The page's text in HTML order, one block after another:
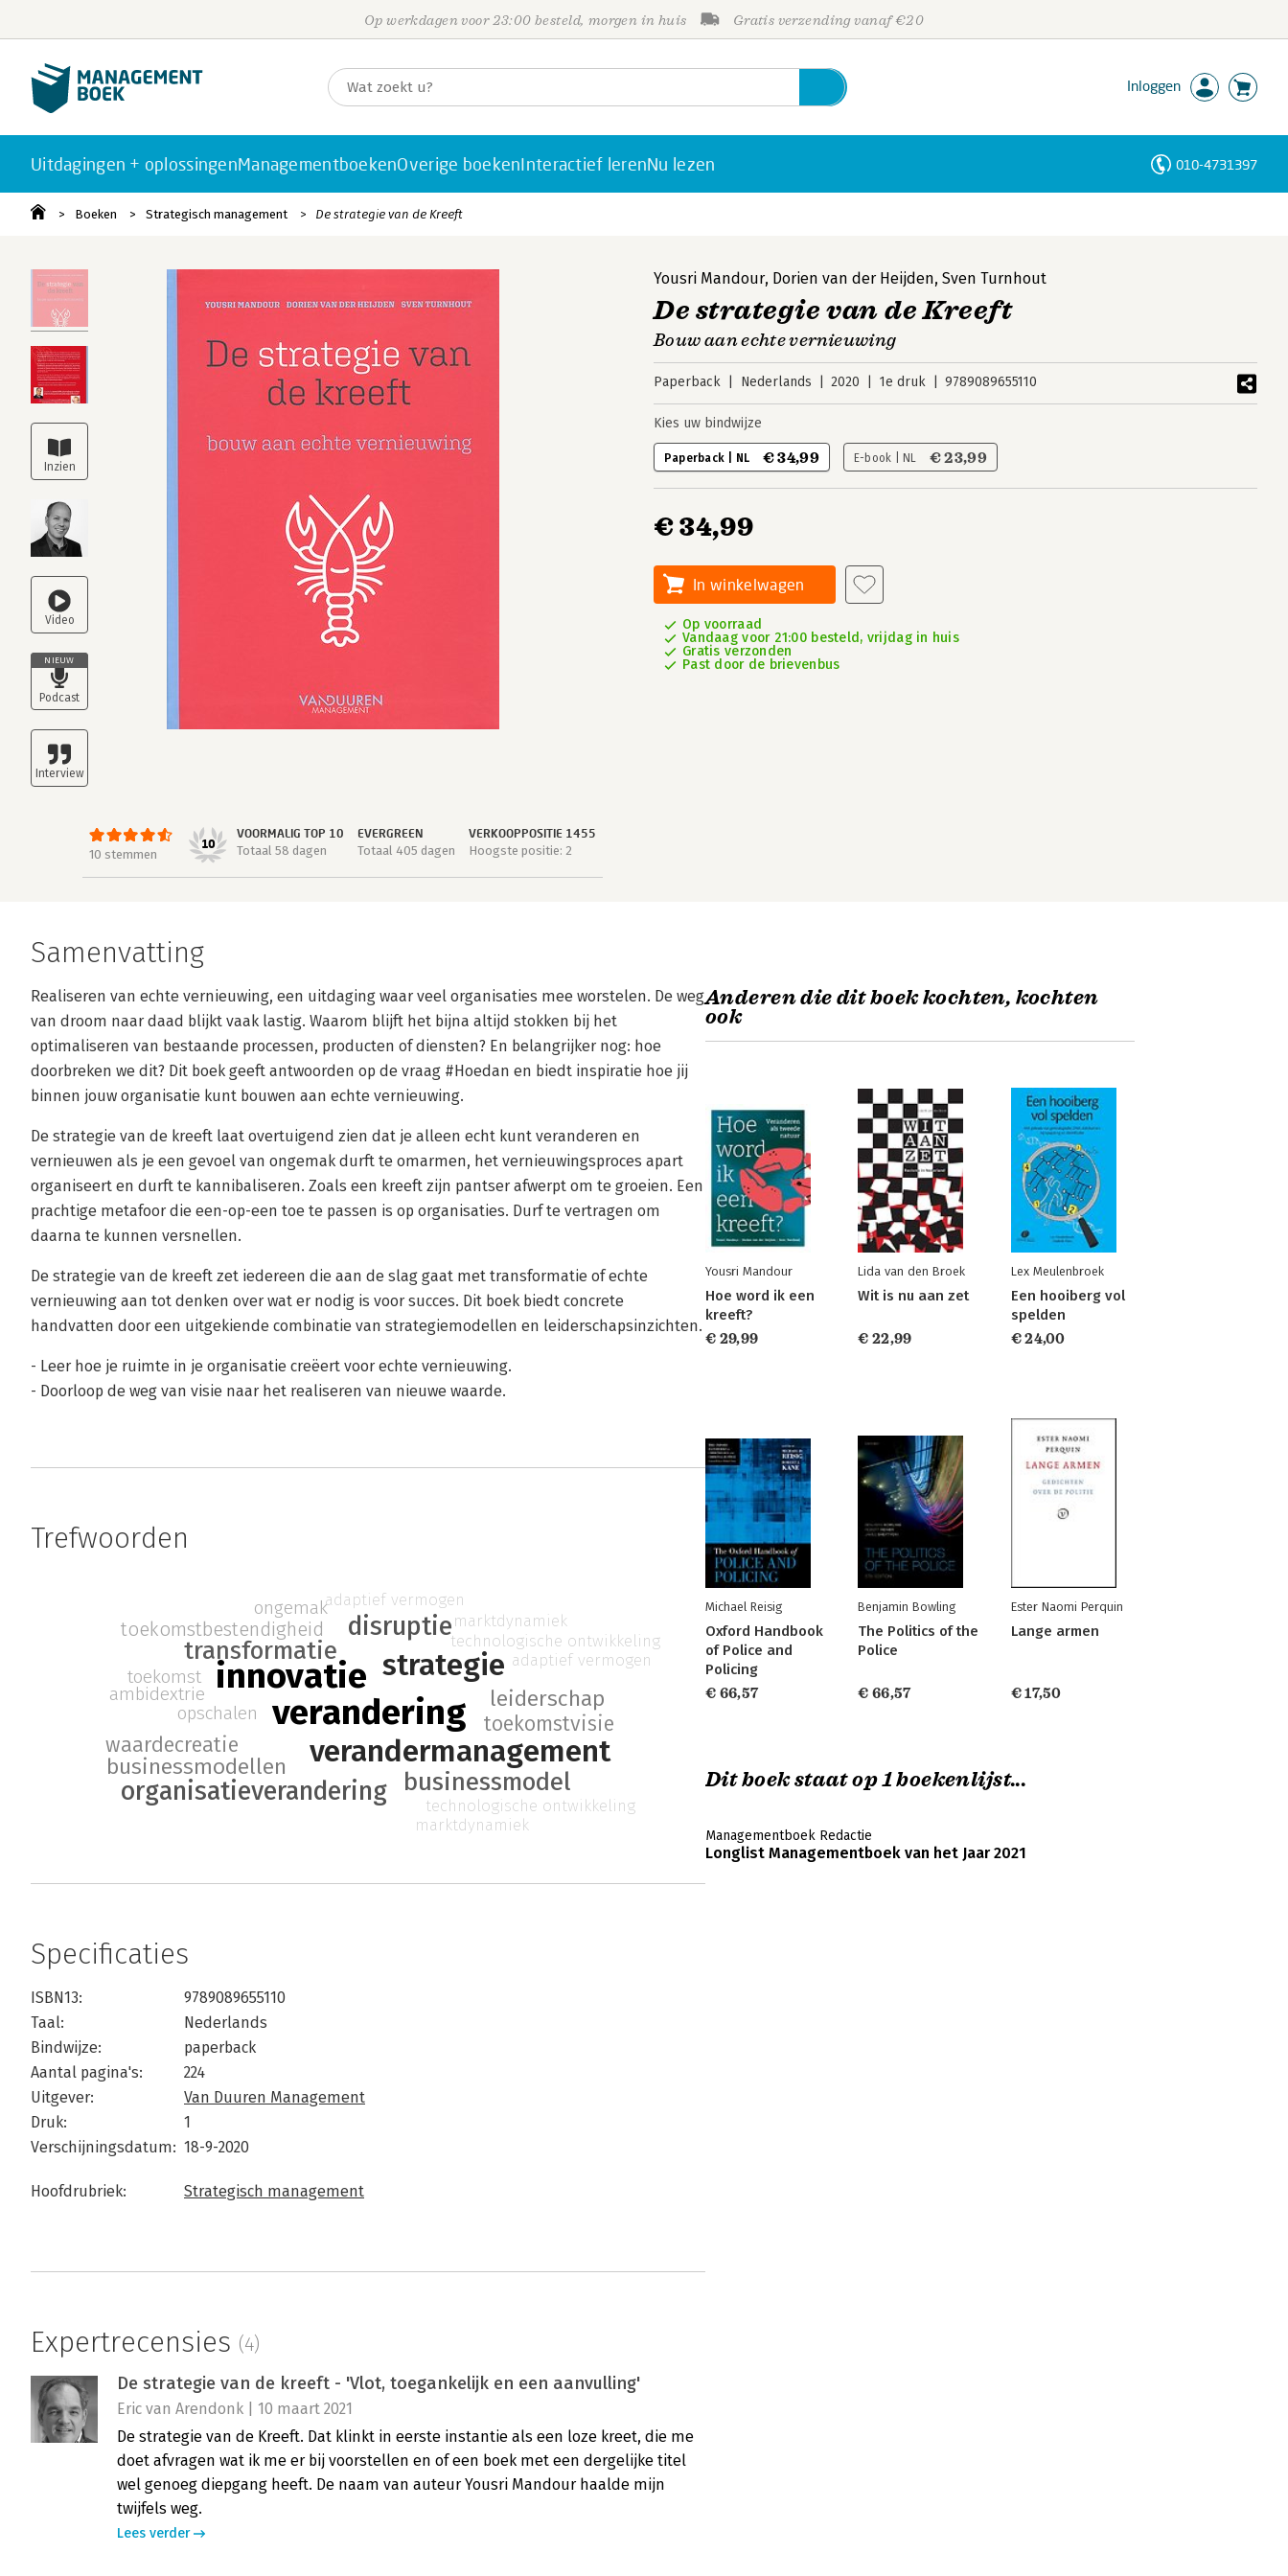
Op werkdagen voor 23:00 besteld, morgen in huis Gratis verzending vanaf €20
Inloggen
Uitdagingen + oplossingenManagementboekenOverige boekenInteractief lerenNu lezen 010-4731397
Boeken Strategisch management De strategie van de Kreeft
NIEUW
10 stemmen
10
VOORMALIG TOP 10
Totaal 58 dagen
EVERGREEN
Totaal 405 dagen
VERKOOPPOSITIE 1455
Hoogste positie: 2
Yousri Mandour, Dorien van der Heijden, Sven Turnhout
De strategie van de Kreeft
Bouw aan echte vernieuwing
Paperback Nederlands 2020 1e druk 9789089655110
Kies uw bindwijze
Paperback | NL € 34,99 E-book | NL € 23,99
€ 34,99
In winkelwagen
Op voorraad
Vandaag voor 21:00 besteld, vrijdag in huis
Gratis verzonden
Past door de brievenbus
Samenvatting
Realiseren van echte vernieuwing, een uitdaging waar veel organisaties mee worstelen. De weg
van droom naar daad blijkt vaak lastig. Waarom blijft het bijna altijd stokken bij het
optimaliseren van bestaande processen, producten of diensten? En belangrijker nog: hoe
doorbreken we dit? Dit boek geeft antwoorden op de vraag #Hoedan en biedt inspiratie hoe jij
binnen jouw organisatie kunt bouwen aan echte vernieuwing.
De strategie van de kreeft laat overtuigend zien dat je alleen echt kunt veranderen en
vernieuwen als je een gevoel van ongemak durft te omarmen, het vernieuwingsproces apart
organiseert en durft te kannibaliseren. Zoals een kreeft zijn pantser afwerpt om te groeien. Een
prachtige metafoor die een-op-een toe te passen is op organisaties. Durf te vertragen om
daarna te kunnen versnellen.
De strategie van de kreeft zet iedereen die aan de slag gaat met transformatie of echte
vernieuwing aan tot denken over wat er nodig is voor succes. Dit boek biedt concrete
handvatten door een uitgekiende combinatie van strategiemodellen en leiderschapsinzichten.
- Leer hoe je ruimte in je organisatie creëert voor echte vernieuwing.
- Doorloop de weg van visie naar het realiseren van nieuwe waarde.
Trefwoorden
verandering
innovatie
verandermanagement
strategie
transformatie
disruptie
businessmodel
organisatieverandering
leiderschap
businessmodellen
toekomstvisie
waardecreatie
opschalen
ambidextrie
toekomstbestendigheid
toekomst
ongemakadaptief vermogen
technologische ontwikkeling
marktdynamiek
adaptief vermogen
technologische ontwikkeling
marktdynamiek
Specificaties
ISBN13:
9789089655110
Taal:
Nederlands
Bindwijze:
paperback
Aantal pagina's:
224
Uitgever:
Van Duuren Management
Druk:
1
Verschijningsdatum: 18-9-2020
Hoofdrubriek: Strategisch management
Expertrecensies (4)
De strategie van de kreeft - 'Vlot, toegankelijk en een aanvulling'
Eric van Arendonk | 10 maart 2021
De strategie van de Kreeft. Dat klinkt in eerste instantie als een loze kreet, die me
doet afvragen wat ik me er bij voorstellen en of een boek met een dergelijke titel
wel genoeg diepgang heeft. De naam van auteur Yousri Mandour haalde mijn
twijfels weg.
Lees verder
Anderen die dit boek kochten, kochten
ook
Yousri Mandour
Hoe word ik een
kreeft?
€ 29,99
Lida van den Broek
Wit is nu aan zet
€ 22,99
Lex Meulenbroek
Een hooiberg vol
spelden
€ 24,00
Michael Reisig
Oxford Handbook
of Police and
Policing
€ 66,57
Benjamin Bowling
The Politics of the
Police
€ 66,57
Ester Naomi Perquin
Lange armen
€ 17,50
Dit boek staat op 1 boekenlijst...
Managementboek Redactie
Longlist Managementboek van het Jaar 2021
Personen